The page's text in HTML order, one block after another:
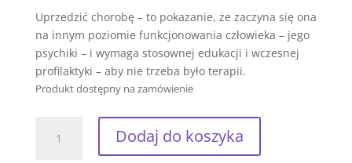
Uprzedzić chorobę – to pokazanie, że zaczyna się ona
na innym poziomie funkcjonowania człowieka – jego
psychiki – i wymaga stosownej edukacji i wczesnej
profilaktyki – aby nie trzeba było terapii.
Produkt dostępny na zamówienie
Uprzedzić
Dodaj do koszyka